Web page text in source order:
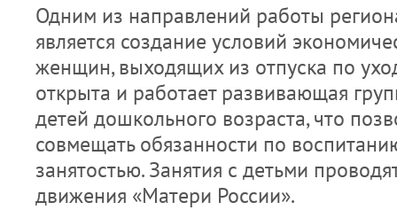
Одним из направлений работы
является создание условий
женщин, выходящих из отпуска по
открыта и работает развивающая
детей дошкольного возраста, что
совмещать обязанности по
занятостью. Занятия с детьми
движения «Матери России».